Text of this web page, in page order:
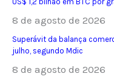
8 de agosto de 2026
Superávit da balança
julho, segundo Mdic
8 de agosto de 2026